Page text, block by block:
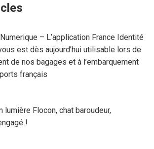
– L’application France Identité
est dès aujourd’hui utilisable lors de
de nos bagages et à l’embarquement
français
lumière Flocon, chat baroudeur,
!